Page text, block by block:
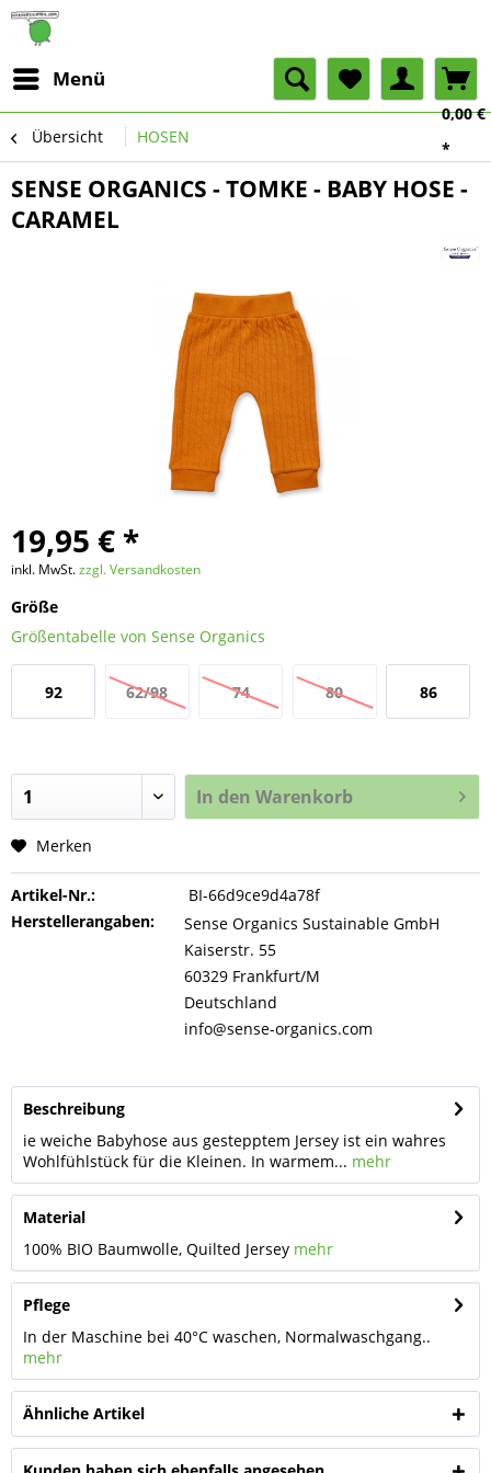
Menü
0,00 €
*
Übersicht HOSEN
SENSE ORGANICS - TOMKE - BABY HOSE -
CARAMEL
19,95 € *
inkl. MwSt.zzgl. Versandkosten
Größe
Größentabelle von Sense Organics
92 62/98 74 80 86
In den Warenkorb
Merken
Artikel-Nr.:
BI-66d9ce9d4a78f
Herstellerangaben:
Sense Organics Sustainable GmbH
Kaiserstr. 55
60329 Frankfurt/M
Deutschland
info@sense-organics.com
Beschreibung
ie weiche Babyhose aus gestepptem Jersey ist ein wahres
Wohlfühlstück für die Kleinen. In warmem... mehr
Material
100% BIO Baumwolle, Quilted Jersey mehr
Pflege
In der Maschine bei 40°C waschen, Normalwaschgang..
mehr
Ähnliche Artikel